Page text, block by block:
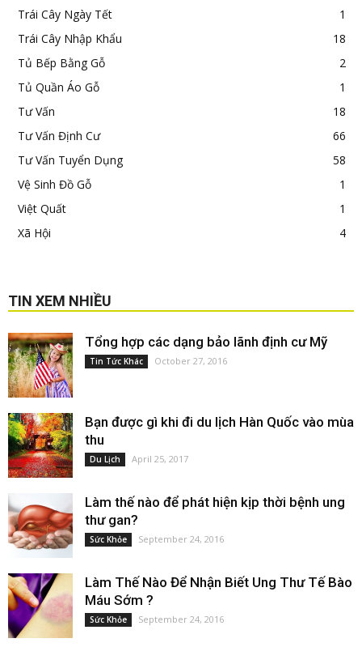
Trái Cây Ngày Tết
1
Trái Cây Nhập Khẩu
18
Tủ Bếp Bằng Gỗ
2
Tủ Quần Áo Gỗ
1
Tư Vấn
18
Tư Vấn Định Cư
66
Tư Vấn Tuyển Dụng
58
Vệ Sinh Đồ Gỗ
1
Việt Quất
1
Xã Hội
4
TIN XEM NHIỀU
Tổng hợp các dạng bảo lãnh định cư Mỹ
Tin Tức Khác October 27, 2016
Bạn được gì khi đi du lịch Hàn Quốc vào mùa
thu
Du Lịch April 25, 2017
Làm thế nào để phát hiện kịp thời bệnh ung
thư gan?
Sức Khỏe September 24, 2016
Làm Thế Nào Để Nhận Biết Ung Thư Tế Bào
Máu Sớm ?
Sức Khỏe September 24, 2016